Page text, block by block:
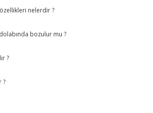
nelerdir ?
bozulur mu ?
?
?